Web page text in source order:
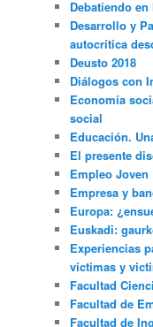
Debatiendo
Desarrollo y
autocrítica
Deusto 2018
Diálogos con
Economía
social
Educación.
El presente
Empleo Joven
Empresa y
Europa:
Euskadi:
Experiencias
víctimas y
Facultad
Facultad de
Facultad de